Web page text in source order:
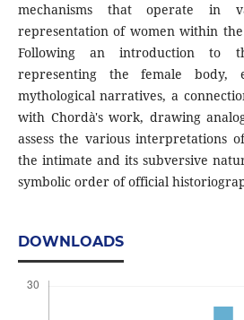
mechanisms that operate in
representation of women within
Following an introduction to
representing the female body,
mythological narratives, a
with Chordà's work, drawing
assess the various interpretations
the intimate and its subversive
symbolic order of official
DOWNLOADS